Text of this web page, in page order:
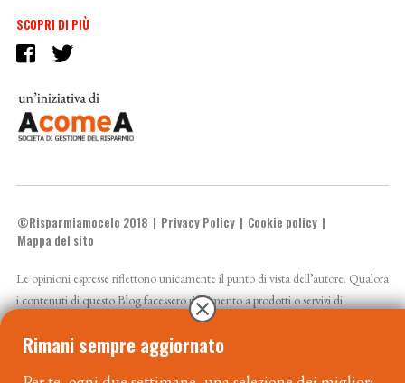
SCOPRI DI PIÙ
©Risparmiamocelo 2018 Privacy Policy
Cookie policy
Mappa del sito
Le opinioni espresse riflettono unicamente il punto di vista dell’autore. Qualora
i contenuti di questo Blog facessero riferimento a prodotti o servizi di
AcomeA sgr si invitano gli utenti prima dell’adesione a leggere attentamente il
prospetto e la documentazione precontrattuale resi disponibili sul sito
Rimani sempre aggiornato